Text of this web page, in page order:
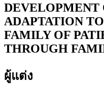
DEVELOPMENT
ADAPTATION
FAMILY OF
THROUGH
ผู้แต่ง